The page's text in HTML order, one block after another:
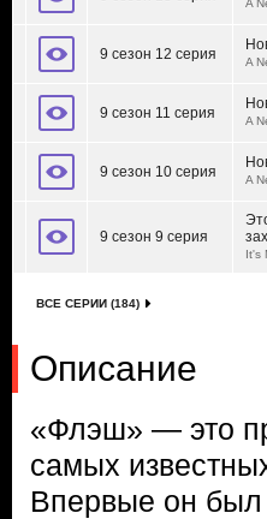
A
9 сезон 12 серия A
9 сезон 11 серия A
9 сезон 10 серия A
9 сезон 9 серия
It's
ВСЕ СЕРИИ (184)
Описание
«Флэш» — это
самых
Впервые он был